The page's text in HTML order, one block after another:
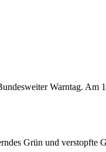
Warntag. Am
Grün und